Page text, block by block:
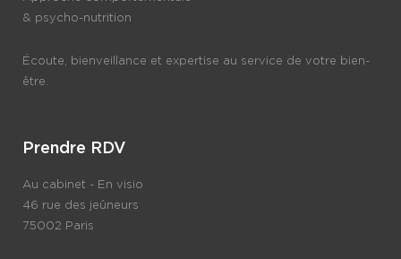
& psycho-nutrition
Écoute, bienveillance et expertise au service de votre bien-
être.
Prendre RDV
Au cabinet - En visio
46 rue des jeûneurs
75002 Paris